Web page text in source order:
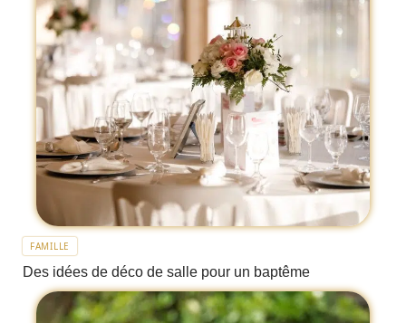
FAMILLE
Des idées de déco de salle pour un baptême